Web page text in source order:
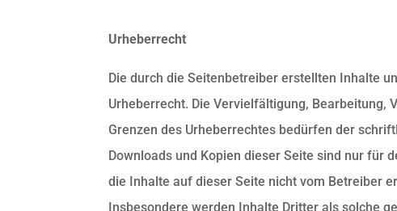
Urheberrecht
Die durch die Seitenbetreiber erstellten Inhalte
Urheberrecht. Die Vervielfältigung,
Grenzen des Urheberrechtes bedürfen der
Downloads und Kopien dieser Seite sind nur für
die Inhalte auf dieser Seite nicht vom Betreiber
Insbesondere werden Inhalte Dritter als solche